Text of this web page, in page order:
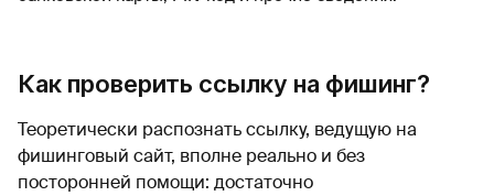
Как проверить ссылку на фишинг?
Теоретически распознать ссылку, ведущую на
фишинговый сайт, вполне реально и без
посторонней помощи: достаточно